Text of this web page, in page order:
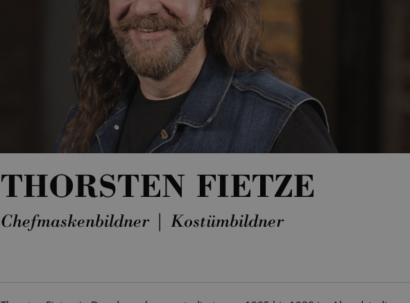
THORSTEN FIETZE
Chefmaskenbildner | Kostümbildner